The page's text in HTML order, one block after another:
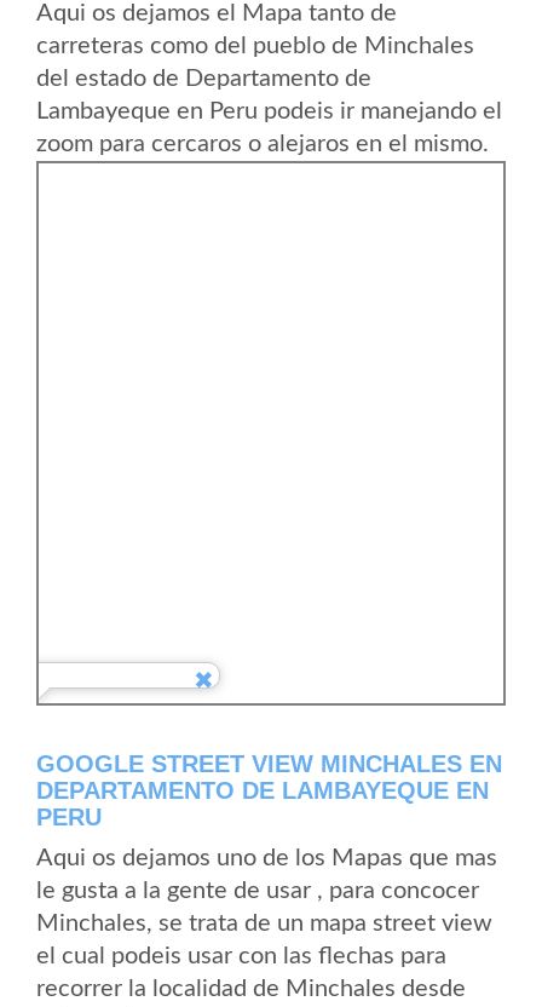
Aqui os dejamos el Mapa tanto de
carreteras como del pueblo de Minchales
del estado de Departamento de
Lambayeque en Peru podeis ir manejando el
zoom para cercaros o alejaros en el mismo.
GOOGLE STREET VIEW MINCHALES EN
DEPARTAMENTO DE LAMBAYEQUE EN
PERU
Aqui os dejamos uno de los Mapas que mas
le gusta a la gente de usar , para concocer
Minchales, se trata de un mapa street view
el cual podeis usar con las flechas para
recorrer la localidad de Minchales desde